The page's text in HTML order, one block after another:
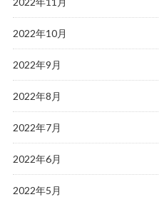
2022年10月
2022年9月
2022年8月
2022年7月
2022年6月
2022年5月